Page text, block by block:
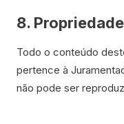
8.
Todo o conteúdo
pertence à
não pode ser